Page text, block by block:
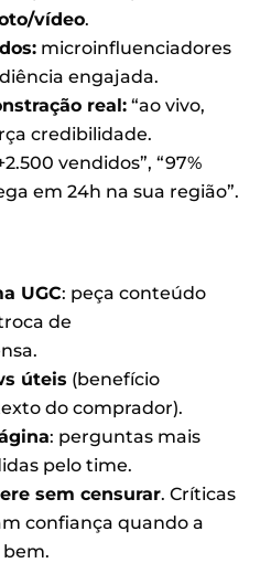
vídeo.
microinfluenciadores
engajada.
real:“ao vivo,
credibilidade.
vendidos”, “97%
em 24h na sua região”.
UGC: peça conteúdo
de
úteis (benefício
do comprador).
: perguntas mais
pelo time.
sem censurar. Críticas
confiança quando a